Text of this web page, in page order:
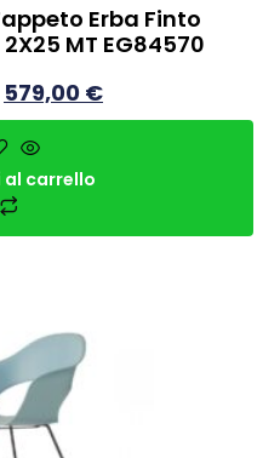
Erba Finto
MT EG84570
579,00 €
al carrello